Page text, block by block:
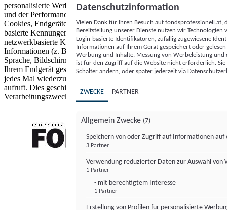
personalisierte Werbung und Inhalte, Messung von Werbeleistung
und der Performance von Inhalten sowie Zielgruppenforschung.
Cookies, Endgeräte- oder ähnliche Online-Kennungen (z. B. login-
basierte Kennungen, zufällig generierte Kennungen,
netzwerkbasierte Kennungen) können zusammen mit anderen
Informationen (z. B. Browsertyp und Browserinformationen,
Sprache, Bildschirmgröße, unterstützte Technologien usw.) auf
Ihrem Endgerät gespeichert oder von dort ausgelesen werden, um es
jedes Mal wiederzuerkennen, wenn es eine App oder einer Webseite
aufruft. Dies geschieht für einen oder mehrere der hier aufgeführten
Verarbeitungszwecke.
Datenschutzinformation
Vielen Dank für Ihren Besuch auf
Bereitstellung unserer Dienste nutzen wir Technologien
Login-basierte Identifikatoren, zufällig zugewiesene
Informationen auf Ihrem Gerät gespeichert oder
Werbung und Inhalte, Messung von Werbeleistung
ist für den Zugriff auf die Website nicht erforderlich.
Schalter ändern, oder später jederzeit via
ZWECKE PARTNER
Allgemein Zwecke (7)
Speichern von oder Zugriff auf Informationen auf
3 Partner
Verwendung reduzierter Daten zur Auswahl von
1 Partner
- mit berechtigtem Interesse
1 Partner
Erstellung von Profilen für personalisierte
FONDS professionell